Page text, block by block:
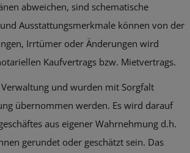
abweichen, sind schematische
Ausstattungsmerkmale können von der
Irrtümer oder Änderungen wird
Kaufvertrags bzw. Mietvertrags.
und wurden mit Sorgfalt
übernommen werden. Es wird darauf
aus eigener Wahrnehmung d.h.
gerundet oder geschätzt sein. Das